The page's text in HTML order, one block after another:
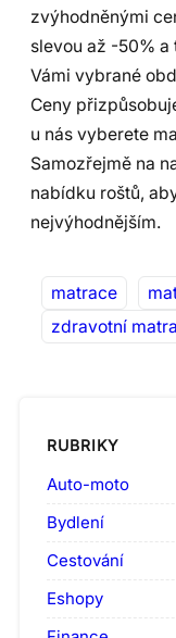
zvýhodněnými
slevou až -50% a
Vámi vybrané
Ceny
u nás vyberete
Samozřejmě na
nabídku roštů,
nejvýhodnějším.
matrace
zdravotní
RUBRIKY
Auto-moto
Bydlení
Cestování
Eshopy